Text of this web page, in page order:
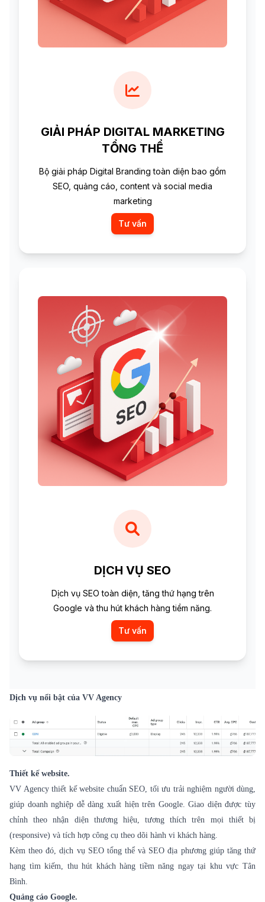
GIẢI PHÁP DIGITAL MARKETING
TỔNG THỂ
Bộ giải pháp Digital Branding toàn diện bao gồm
SEO, quảng cáo, content và social media
marketing
Tư vấn
DỊCH VỤ SEO
Dịch vụ SEO toàn diện, tăng thứ hạng trên
Google và thu hút khách hàng tiềm năng.
Tư vấn
Dịch vụ nổi bật của VV Agency
Thiết kế website.
VV Agency thiết kế website chuẩn SEO, tối ưu trải nghiệm người dùng,
giúp doanh nghiệp dễ dàng xuất hiện trên Google. Giao diện được tùy
chỉnh theo nhận diện thương hiệu, tương thích trên mọi thiết bị
(responsive) và tích hợp công cụ theo dõi hành vi khách hàng.
Kèm theo đó, dịch vụ SEO tổng thể và SEO địa phương giúp tăng thứ
hạng tìm kiếm, thu hút khách hàng tiềm năng ngay tại khu vực Tân
Bình.
Quảng cáo Google.